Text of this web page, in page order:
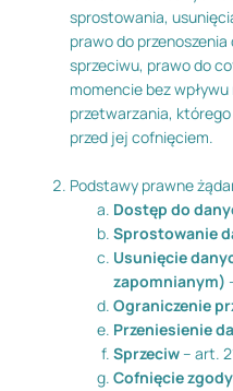
sprostowania,
prawo do
sprzeciwu, prawo do
momencie bez
przetwarzania,
przed jej cofnięciem.
Podstawy prawne
Dostęp do
Sprostowanie
Usunięcie
zapomnianym)
Ograniczenie
Przeniesienie
Sprzeciw– art.
Cofnięcie zgody